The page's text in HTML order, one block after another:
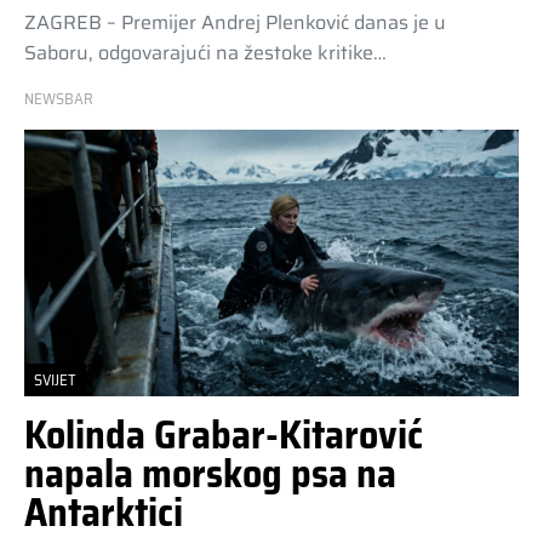
ZAGREB – Premijer Andrej Plenković danas je u
Saboru, odgovarajući na žestoke kritike…
NEWSBAR
SVIJET
Kolinda Grabar-Kitarović
napala morskog psa na
Antarktici